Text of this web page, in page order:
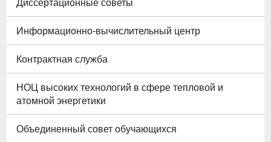
Информационно-вычислительный центр
Контрактная служба
НОЦ высоких технологий в сфере тепловой и
атомной энергетики
Объединенный совет обучающихся